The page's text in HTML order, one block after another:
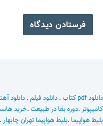
دانلود pdf کتاب .دانلود فیلم.دانلود
کامیپوتر .دوره بقا در طبیعت.خرید
بلیط هواپیما .بلیط هواپیما تهران چابهار .